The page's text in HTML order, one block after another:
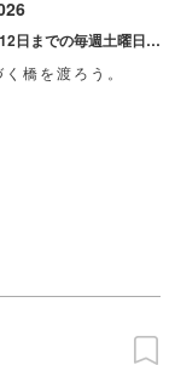
2026/07/25(土) ～ 09/12(土) 開催日は7月25日から9月12日までの毎週土曜日と8月9日から8月14日までの毎日。
橋を渡ろう。